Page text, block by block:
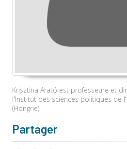
Krisztina Arató est professeure et
l'Institut des sciences politiques de
(Hongrie).
Partager